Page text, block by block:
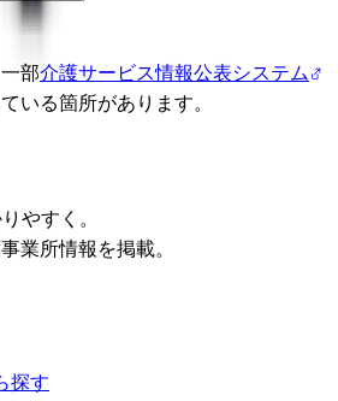
部介護サービス情報公表システム
いる箇所があります。
やすく。
業所情報を掲載。
探す